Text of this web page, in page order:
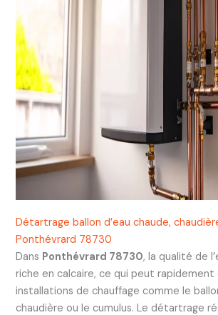
Détartrage ballon d’eau chaude,
Ponthévrard 78730
Dans Ponthévrard 78730, la qualité de
riche en calcaire, ce qui peut rapidement
installations de chauffage comme le
chaudière ou le cumulus. Le détartrage